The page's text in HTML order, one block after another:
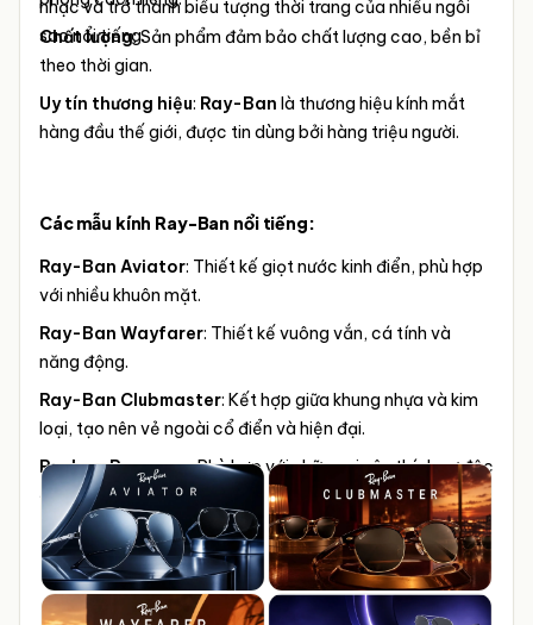
nhạc và trở thành biểu tượng thời trang của nhiều ngôi
sao nổi tiếng.
Chất lượng: Sản phẩm đảm bảo chất lượng cao, bền bỉ
theo thời gian.
Uy tín thương hiệu: Ray-Ban là thương hiệu kính mắt
hàng đầu thế giới, được tin dùng bởi hàng triệu người.
Các mẫu kính Ray-Ban nổi tiếng:
Ray-Ban Aviator: Thiết kế giọt nước kinh điển, phù hợp
với nhiều khuôn mặt.
Ray-Ban Wayfarer: Thiết kế vuông vắn, cá tính và
năng động.
Ray-Ban Clubmaster: Kết hợp giữa khung nhựa và kim
loại, tạo nên vẻ ngoài cổ điển và hiện đại.
Rayban Reverse– Phù hợp với những ai yêu thích sự độc
đáo, phá cách.